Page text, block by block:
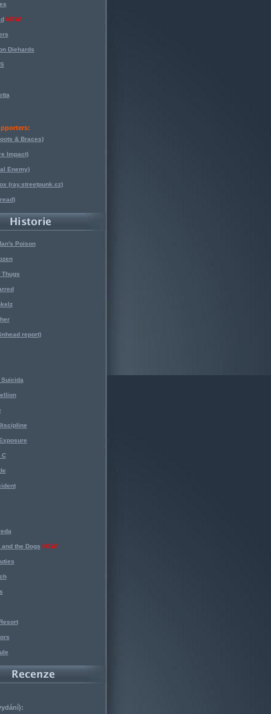
NEW!
Diehards
& Braces)
Impact)
Enemy)
(ray.streetpunk.cz)
Poison
Thugs
report)
Suicida
C
the Dogs NEW!